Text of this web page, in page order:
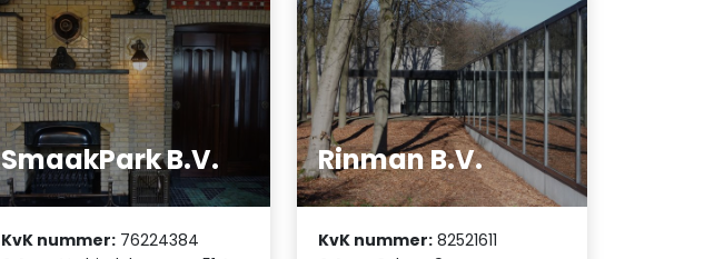
SmaakPark B.V.
KvK nummer: 76224384
Rinman B.V.
KvK nummer: 82521611